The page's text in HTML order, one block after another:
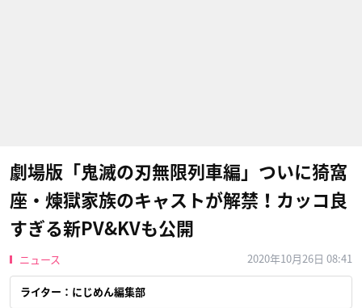
劇場版「鬼滅の刃無限列車編」ついに猗窩
座・煉獄家族のキャストが解禁！カッコ良
すぎる新PV&KVも公開
ニュース 2020年10月26日 08:41
ライター：にじめん編集部